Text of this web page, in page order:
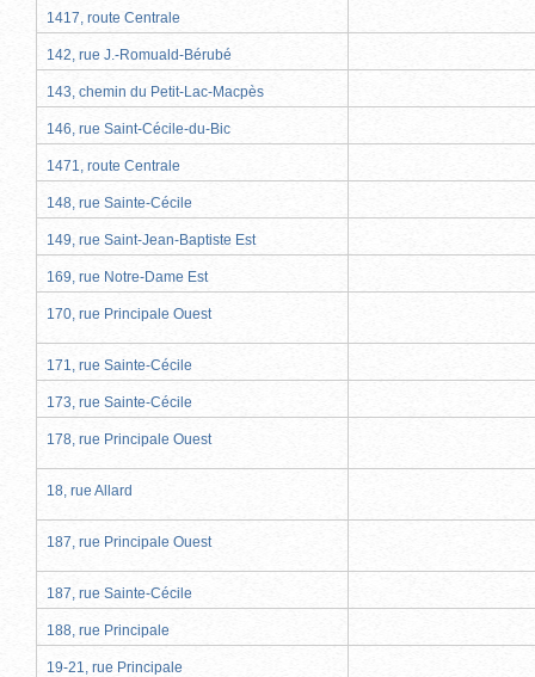
1417, route Centrale
142, rue J.-Romuald-Bérubé
143, chemin du Petit-Lac-Macpès
146, rue Saint-Cécile-du-Bic
1471, route Centrale
148, rue Sainte-Cécile
149, rue Saint-Jean-Baptiste Est
169, rue Notre-Dame Est
170, rue Principale Ouest
171, rue Sainte-Cécile
173, rue Sainte-Cécile
178, rue Principale Ouest
18, rue Allard
187, rue Principale Ouest
187, rue Sainte-Cécile
188, rue Principale
19-21, rue Principale